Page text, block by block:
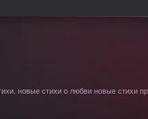
новые стихи о любви новые стихи